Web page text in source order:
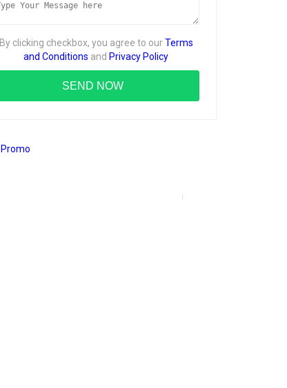
By clicking checkbox, you agree to ourTerms
and Conditions and Privacy Policy